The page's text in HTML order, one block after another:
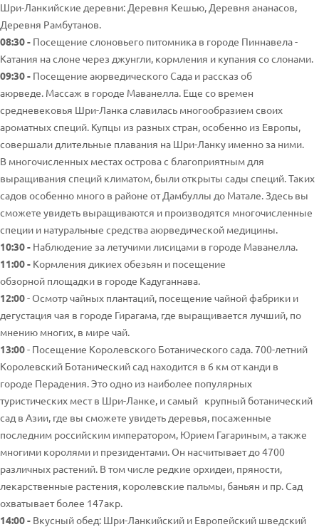
Шри-Ланкийские деревни: Деревня Кешью, Деревня ананасов,
Деревня Рамбутанов.
08:30 - Посещение слоновьего питомника в городе Пиннавела -
Катания на слоне через джунгли, кормления и купания со слонами.
09:30 - Посещение аюрведического Сада и рассказ об
аюрведе. Массаж в городе Маванелла. Еще со времен
средневековья Шри-Ланка славилась многообразием своих
ароматных специй. Купцы из разных стран, особенно из Европы,
совершали длительные плавания на Шри-Ланку именно за ними.
В многочисленных местах острова с благоприятным для
выращивания специй климатом, были открыты сады специй. Таких
садов особенно много в районе от Дамбуллы до Матале. Здесь вы
сможете увидеть выращиваются и производятся многочисленные
специи и натуральные средства аюрведической медицины.
10:30 - Наблюдение за летучими лисицами в городе Маванелла.
11:00 - Кормления дикиех обезьян и посещение
обзорной площадки в городе Кадуганнава.
12:00- Осмотр чайных плантаций, посещение чайной фабрики и
дегустация чая в городе Гирагама, где выращивается лучший, по
мнению многих, в мире чай.
13:00- Посещение Королевского Ботанического сада. 700-летний
Королевский Ботанический сад находится в 6 км от канди в
городе Перадения. Это одно из наиболее популярных
туристических мест в Шри-Ланке, и самый крупный ботанический
сад в Азии, где вы сможете увидеть деревья, посаженные
последним российским императором, Юрием Гагариным, а также
многими королями и президентами. Он насчитывает до 4700
различных растений. В том числе редкие орхидеи, пряности,
лекарственные растения, королевские пальмы, баньян и пр. Сад
охватывает более 147акр.
14:00 - Вкусный обед: Шри-Ланкийский и Европейский шведский